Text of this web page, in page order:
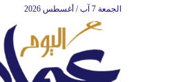
الجمعة 7 آب / أغسطس 2026